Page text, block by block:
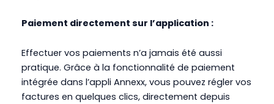
Paiement directement sur l’application :
Effectuer vos paiements n’a jamais été aussi
pratique. Grâce à la fonctionnalité de paiement
intégrée dans l’appli Annexx, vous pouvez régler vos
factures en quelques clics, directement depuis